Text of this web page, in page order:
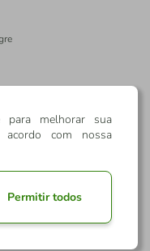
para melhorar sua
acordo com nossa
Permitir todos